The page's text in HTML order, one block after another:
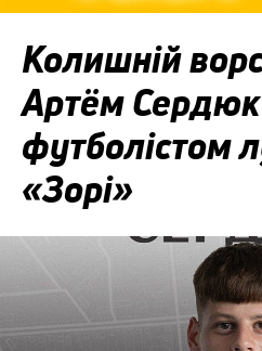
Колишній
Артём Сердюк
футболістом
«Зорі»